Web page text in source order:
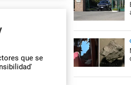
que se